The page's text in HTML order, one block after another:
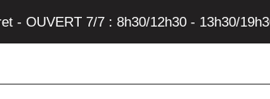
- OUVERT 7/7 : 8h30/12h30 - 13h30/